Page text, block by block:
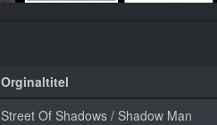
Orginaltitel
Street Of Shadows / Shadow Man